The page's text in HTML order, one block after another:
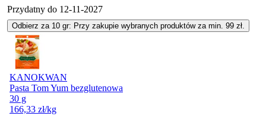
Przydatny do 12-11-2027
Odbierz za 10 gr: Przy zakupie wybranych produktów za min. 99 zł.
KANOKWAN
Pasta Tom Yum bezglutenowa
30 g
166,33 zł/kg